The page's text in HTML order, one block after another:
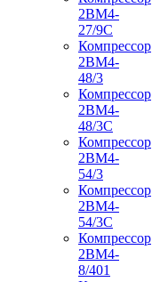
2ВМ4-
27/9С
Компрессор
2ВМ4-
48/3
Компрессор
2ВМ4-
48/3С
Компрессор
2ВМ4-
54/3
Компрессор
2ВМ4-
54/3С
Компрессор
2ВМ4-
8/401